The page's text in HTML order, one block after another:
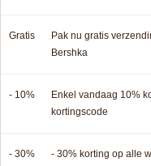
Gratis
Pak nu gratis
Bershka
- 10%
Enkel vandaag 10%
kortingscode
- 30% - 30% korting op alle